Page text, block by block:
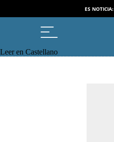
ES NOTICIA:
Leer en Castellano